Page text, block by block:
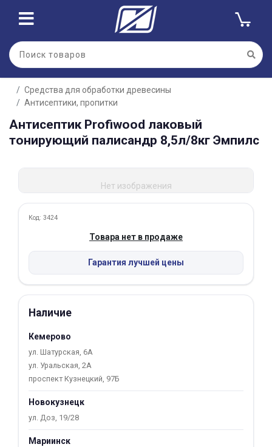
Средства для обработки древесины
Антисептики, пропитки
Антисептик Profiwood лаковый
тонирующий палисандр 8,5л/8кг Эмпилс
Нет изображения
Код: 3424
Товара нет в продаже
Гарантия лучшей цены
Наличие
Кемерово
ул. Шатурская, 6А
ул. Уральская, 2А
проспект Кузнецкий, 97Б
Новокузнецк
ул. Доз, 19/28
Мариинск
Для клиентов всех банков
Разбейте
оплатуна части
без переплат
График платежей
Добавляйте товары
Оплачивайте сегодня только
25% картой любого банка
Получайте товар
выбранный способом